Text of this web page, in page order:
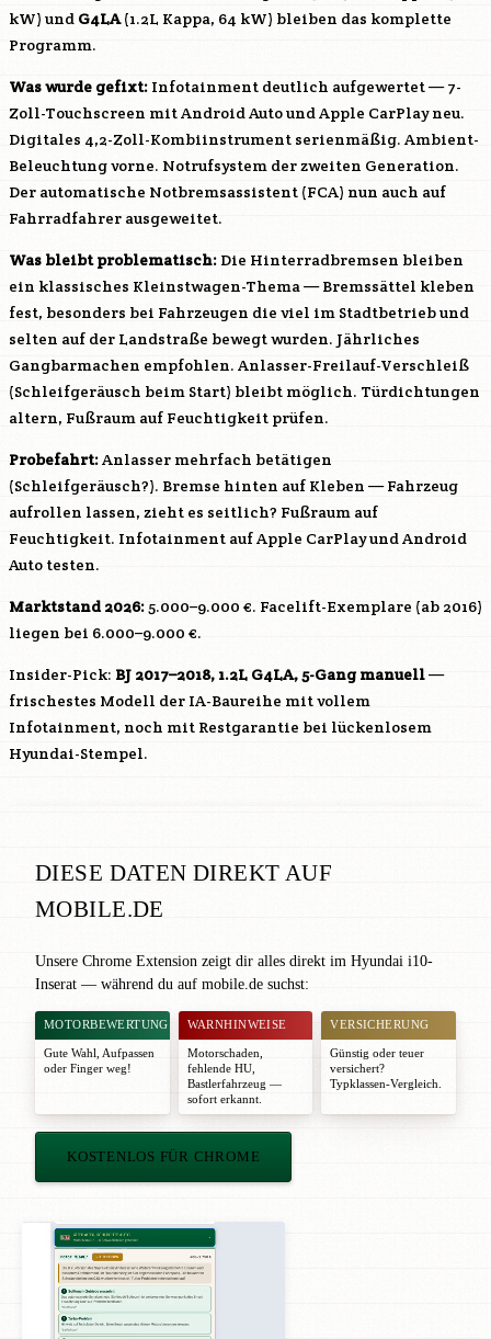
kW) und G4LA(1.2L Kappa, 64 kW) bleiben das komplette
Programm.
Was wurde gefixt: Infotainment deutlich aufgewertet — 7-
Zoll-Touchscreen mit Android Auto und Apple CarPlay neu.
Digitales 4,2-Zoll-Kombiinstrument serienmäßig. Ambient-
Beleuchtung vorne. Notrufsystem der zweiten Generation.
Der automatische Notbremsassistent (FCA) nun auch auf
Fahrradfahrer ausgeweitet.
Was bleibt problematisch: Die Hinterradbremsen bleiben
ein klassisches Kleinstwagen-Thema — Bremssättel kleben
fest, besonders bei Fahrzeugen die viel im Stadtbetrieb und
selten auf der Landstraße bewegt wurden. Jährliches
Gangbarmachen empfohlen. Anlasser-Freilauf-Verschleiß
(Schleifgeräusch beim Start) bleibt möglich. Türdichtungen
altern, Fußraum auf Feuchtigkeit prüfen.
Probefahrt:Anlasser mehrfach betätigen
(Schleifgeräusch?). Bremse hinten auf Kleben — Fahrzeug
aufrollen lassen, zieht es seitlich? Fußraum auf
Feuchtigkeit. Infotainment auf Apple CarPlay und Android
Auto testen.
Marktstand 2026:5.000–9.000 €. Facelift-Exemplare (ab 2016)
liegen bei 6.000–9.000 €.
Insider-Pick: BJ 2017–2018, 1.2L G4LA, 5-Gang manuell—
frischestes Modell der IA-Baureihe mit vollem
Infotainment, noch mit Restgarantie bei lückenlosem
Hyundai-Stempel.
DIESE DATEN DIREKT AUF
MOBILE.DE
Unsere Chrome Extension zeigt dir alles direkt im Hyundai i10-
Inserat — während du auf mobile.de suchst:
MOTORBEWERTUNG
Gute Wahl
Aufpassen
oder Finger weg!
WARNHINWEISE
Motorschaden,
fehlende HU,
Bastlerfahrzeug —
sofort erkannt.
VERSICHERUNG
Günstig oder teuer
versichert?
Typklassen-Vergleich.
KOSTENLOS FÜR CHROME